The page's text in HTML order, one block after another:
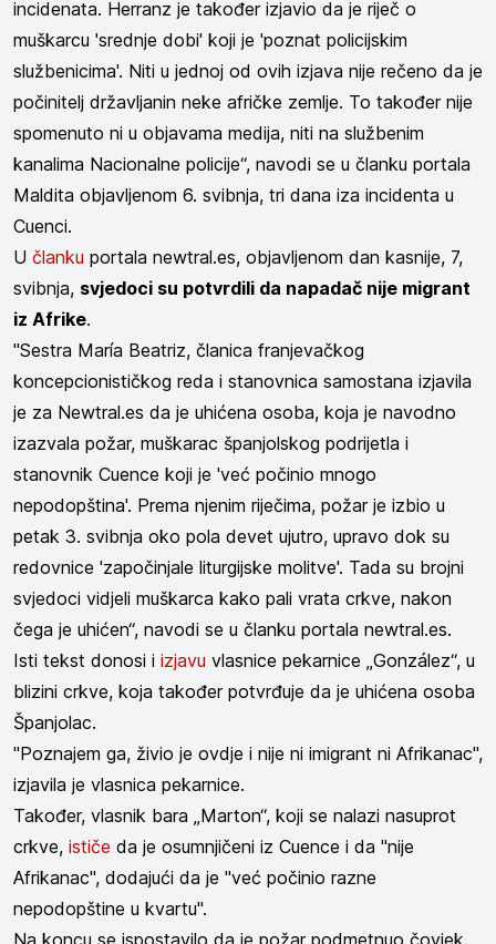
incidenata. Herranz je također izjavio da je riječ o
muškarcu 'srednje dobi' koji je 'poznat policijskim
službenicima'. Niti u jednoj od ovih izjava nije rečeno da je
počinitelj državljanin neke afričke zemlje. To također nije
spomenuto ni u objavama medija, niti na službenim
kanalima Nacionalne policije“, navodi se u članku portala
Maldita objavljenom 6. svibnja, tri dana iza incidenta u
Cuenci.
U članku portala newtral.es, objavljenom dan kasnije, 7,
svibnja, svjedoci su potvrdili da napadač nije migrant
iz Afrike.
"Sestra María Beatriz, članica franjevačkog
koncepcionističkog reda i stanovnica samostana izjavila
je za Newtral.es da je uhićena osoba, koja je navodno
izazvala požar, muškarac španjolskog podrijetla i
stanovnik Cuence koji je 'već počinio mnogo
nepodopština'. Prema njenim riječima, požar je izbio u
petak 3. svibnja oko pola devet ujutro, upravo dok su
redovnice 'započinjale liturgijske molitve'. Tada su brojni
svjedoci vidjeli muškarca kako pali vrata crkve, nakon
čega je uhićen“, navodi se u članku portala newtral.es.
Isti tekst donosi i izjavu vlasnice pekarnice „González“, u
blizini crkve, koja također potvrđuje da je uhićena osoba
Španjolac.
"Poznajem ga, živio je ovdje i nije ni imigrant ni Afrikanac",
izjavila je vlasnica pekarnice.
Također, vlasnik bara „Marton“, koji se nalazi nasuprot
crkve, ističe da je osumnjičeni iz Cuence i da "nije
Afrikanac", dodajući da je "već počinio razne
nepodopštine u kvartu".
Na koncu se ispostavilo da je požar podmetnuo čovjek